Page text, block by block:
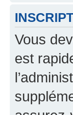
Vous
est